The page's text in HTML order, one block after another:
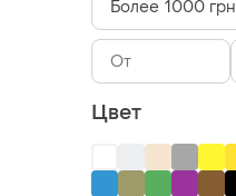
Более 1000 грн
Цвет